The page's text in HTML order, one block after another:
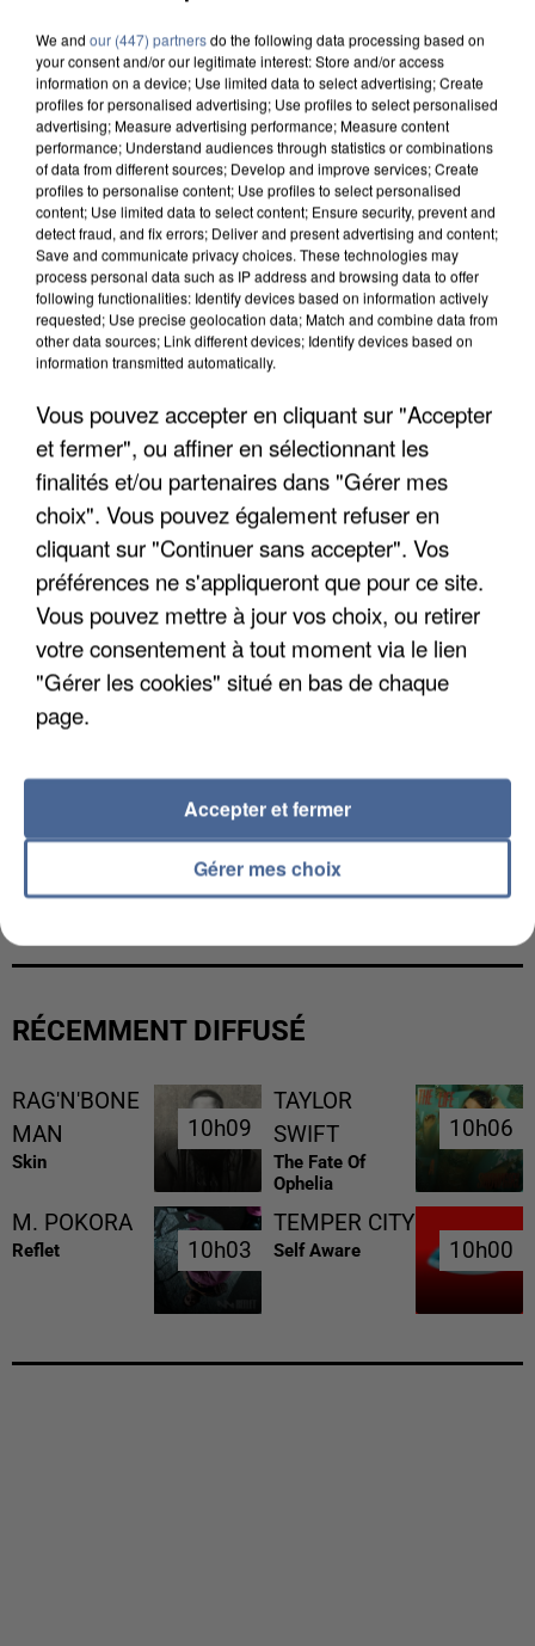
UNE TOURISTE DE L’OISE EMPORTÉE PAR UNE
COULÉE DE BOUE EN HAUTE-SAVOIE
LES DONNÉES DE 300 000 CLIENTS DÉROBÉES À
INTERMARCHÉ APRÈS UNE...
RÉCEMMENT DIFFUSÉ
RAG'N'BONE
MAN
Skin
10h09
10h09
TAYLOR
SWIFT
The Fate Of
Ophelia
10h06
10h06
M. POKORA
Reflet 10h03
10h03
TEMPER CITY
Self Aware 10h00
10h00
We and our (447) partnersdo the following data processing based on
your consent and/or our legitimate interest: Store and/or access
information on a device; Use limited data to select advertising; Create
profiles for personalised advertising; Use profiles to select personalised
advertising; Measure advertising performance; Measure content
performance; Understand audiences through statistics or combinations
of data from different sources; Develop and improve services; Create
profiles to personalise content; Use profiles to select personalised
content; Use limited data to select content; Ensure security, prevent and
detect fraud, and fix errors; Deliver and present advertising and content;
Save and communicate privacy choices. These technologies may
process personal data such as IP address and browsing data to offer
following functionalities: Identify devices based on information actively
requested; Use precise geolocation data; Match and combine data from
other data sources; Link different devices; Identify devices based on
information transmitted automatically.
Vous pouvez accepter en cliquant sur "Accepter
et fermer", ou affiner en sélectionnant les
finalités et/ou partenaires dans "Gérer mes
choix". Vous pouvez également refuser en
cliquant sur "Continuer sans accepter". Vos
préférences ne s'appliqueront que pour ce site.
Vous pouvez mettre à jour vos choix, ou retirer
votre consentement à tout moment via le lien
"Gérer les cookies" situé en bas de chaque
page.
Gérer mes choix
Accepter et fermer